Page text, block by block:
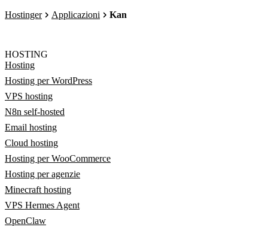
Hostinger Applicazioni Kan
HOSTING
Hosting
Hosting per WordPress
VPS hosting
N8n self-hosted
Email hosting
Cloud hosting
Hosting per WooCommerce
Hosting per agenzie
Minecraft hosting
VPS Hermes Agent
OpenClaw